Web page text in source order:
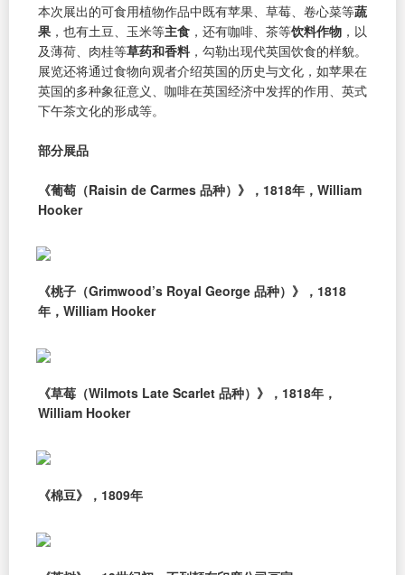
本次展出的可食用植物作品中既有苹果、草莓、卷心菜等蔬
果 ，也有土豆、玉米等主食 ，还有咖啡、茶等饮料作物 ，以
及薄荷、肉桂等草药和香料 ，勾勒出现代英国饮食的样貌。
展览还将通过食物向观者介绍英国的历史与文化，如苹果在
英国的多种象征意义、咖啡在英国经济中发挥的作用、英式
下午茶文化的形成等。
部分展品
《葡萄（Raisin de Carmes 品种）》，1818年，William
Hooker
《桃子（Grimwood’s Royal George 品种）》，1818
年，William Hooker
《草莓（Wilmots Late Scarlet 品种）》，1818年，
William Hooker
《棉豆》，1809年